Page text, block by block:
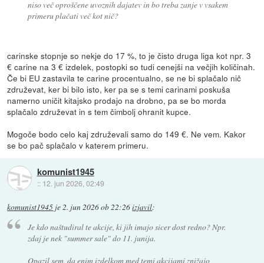
niso več oproščene uvoznih dajatev in bo treba zanje v vsakem
primeru plačati več kot nič?
carinske stopnje so nekje do 17 %, to je čisto druga liga kot npr. 3
€ carine na 3 € izdelek, postopki so tudi cenejši na večjih količinah.
Če bi EU zastavila te carine procentualno, se ne bi splačalo nič
združevat, ker bi bilo isto, ker pa se s temi carinami poskuša
namerno uničit kitajsko prodajo na drobno, pa se bo morda
splačalo združevat in s tem čimbolj ohranit kupce.
Mogoče bodo celo kaj združevali samo do 149 €. Ne vem. Kakor
se bo pač splačalo v katerem primeru.
komunist1945
:: 12. jun 2026, 02:49
komunist1945 je2. jun 2026 ob 22:26izjavil:
Je kdo naštudiral te akcije, ki jih imajo sicer dost redno? Npr.
zdaj je nek "summer sale" do 11. junija.
Opazil sem, da enim izdelkom med temi akcijami znižajo